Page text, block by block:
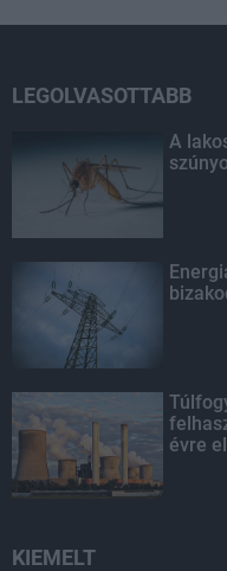
LEGOLVASOTTABB
A
évre
KIEMELT